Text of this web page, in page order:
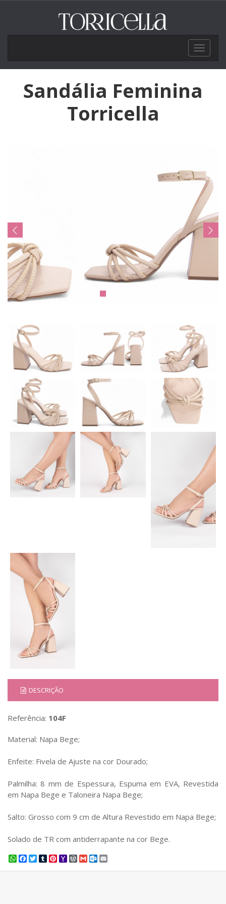
Toggle
Sandália Feminina
Torricella
DESCRIÇÃO
Referência: 104F
Material: Napa Bege;
Enfeite: Fivela de Ajuste na cor Dourado;
Palmilha: 8 mm de Espessura, Espuma em EVA, Revestida
em Napa Bege e Taloneira Napa Bege;
Salto: Grosso com 9 cm de Altura Revestido em Napa Bege;
Solado de TR com antiderrapante na cor Bege.
WhatsApp
Facebook
Twitter
Tumblr
Pinterest
YahooWordPress
GmailOutlook.com